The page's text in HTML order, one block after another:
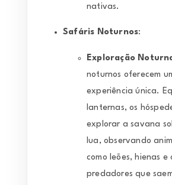
nativas.
Safáris Noturnos:
Exploração
noturnos oferecem
experiência única.
lanternas, os
explorar a savana
lua, observando
como leões, hienas e
predadores que